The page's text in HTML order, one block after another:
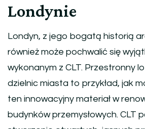
Londynie
Londyn, z jego bogatą historią
również może pochwalić się
wykonanym z CLT. Przestronny
dzielnic miasta to przykład, jak
ten innowacyjny materiał w
budynków przemysłowych. CLT